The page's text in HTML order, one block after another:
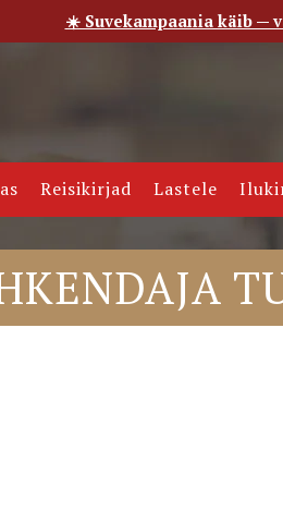
Meie saade Kontakt
Reisikirjad Lastele
☀️ Suvekampaania käib —